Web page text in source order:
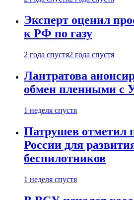
Эксперт оценил
к РФ по газу
2 года спустя2 года спустя
Лантратова
обмен пленными с
1 неделя спустя
Патрушев отметил
России для
беспилотников
1 неделя спустя